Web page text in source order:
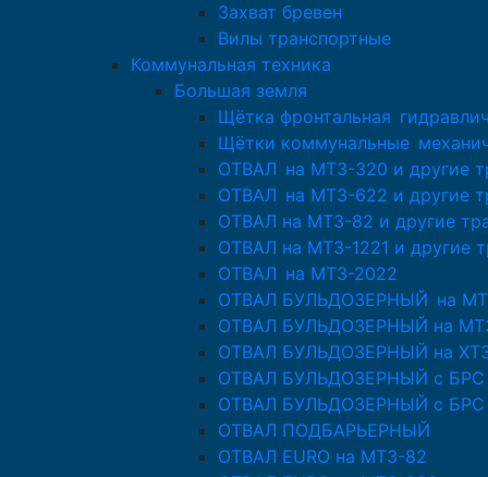
Захват бревен
Вилы транспортные
Коммунальная техника
Большая земля
Щётка фронтальная
Щётки коммунальные
ОТВАЛ на МТЗ-320 и другие
ОТВАЛ на МТЗ-622 и другие
ОТВАЛ на МТЗ-82 и другие
ОТВАЛ на МТЗ-1221 и другие
ОТВАЛ на МТЗ-2022
ОТВАЛ БУЛЬДОЗЕРНЫЙ на
ОТВАЛ БУЛЬДОЗЕРНЫЙ на
ОТВАЛ БУЛЬДОЗЕРНЫЙ на
ОТВАЛ БУЛЬДОЗЕРНЫЙ с БРС
ОТВАЛ БУЛЬДОЗЕРНЫЙ с БРС
ОТВАЛ ПОДБАРЬЕРНЫЙ
ОТВАЛ EURO на МТЗ-82